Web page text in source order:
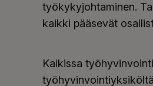
työkykyjohtaminen.
kaikki pääsevät
Kaikissa